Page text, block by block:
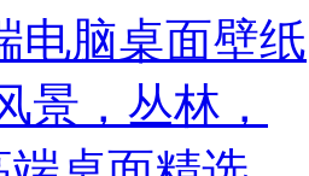
电脑桌面壁纸